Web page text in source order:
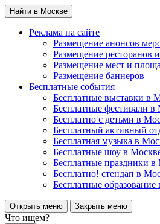
Найти в Москве
Реклама на сайте
Размещение анонсов
Размещение ресторанов
Размещение мест и
Размещение баннеров
Бесплатные события
Бесплатные выставки в
Бесплатные фестивали в
Бесплатно с детьми в
Бесплатный активный
Бесплатная музыка в
Бесплатные шоу в
Бесплатные праздники в
Бесплатно! стендап в
Бесплатные
Открыть меню Закрыть меню
Что ищем?